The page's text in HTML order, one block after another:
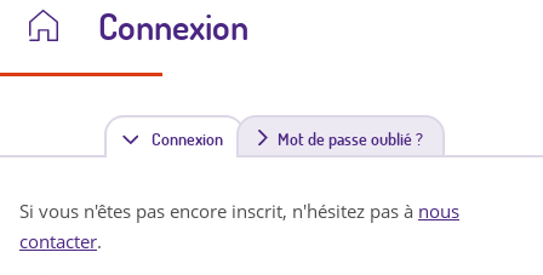
Connexion
Connexion(
n
Mot de passe oublié ?
Si vous n'êtes pas encore inscrit, n'hésitez pas à nous
contacter.